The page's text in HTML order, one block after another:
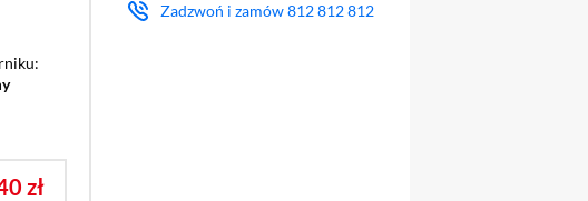
zł
Zadzwoń i zamów812 812 812